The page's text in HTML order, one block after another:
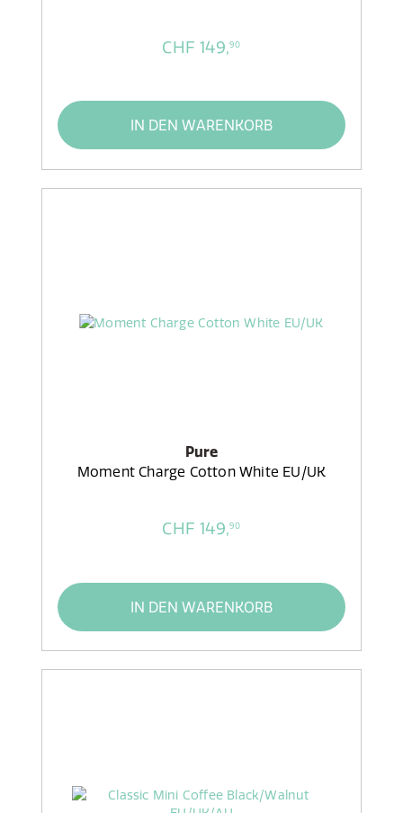
CHF 149,90
IN DEN WARENKORB
Pure
Moment Charge Cotton White EU/UK
CHF 149,90
IN DEN WARENKORB